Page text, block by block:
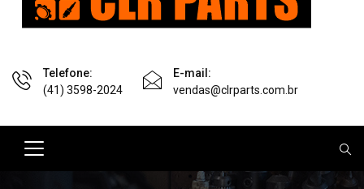
Telefone:
(41) 3598-2024
E-mail:
vendas@clrparts.com.br